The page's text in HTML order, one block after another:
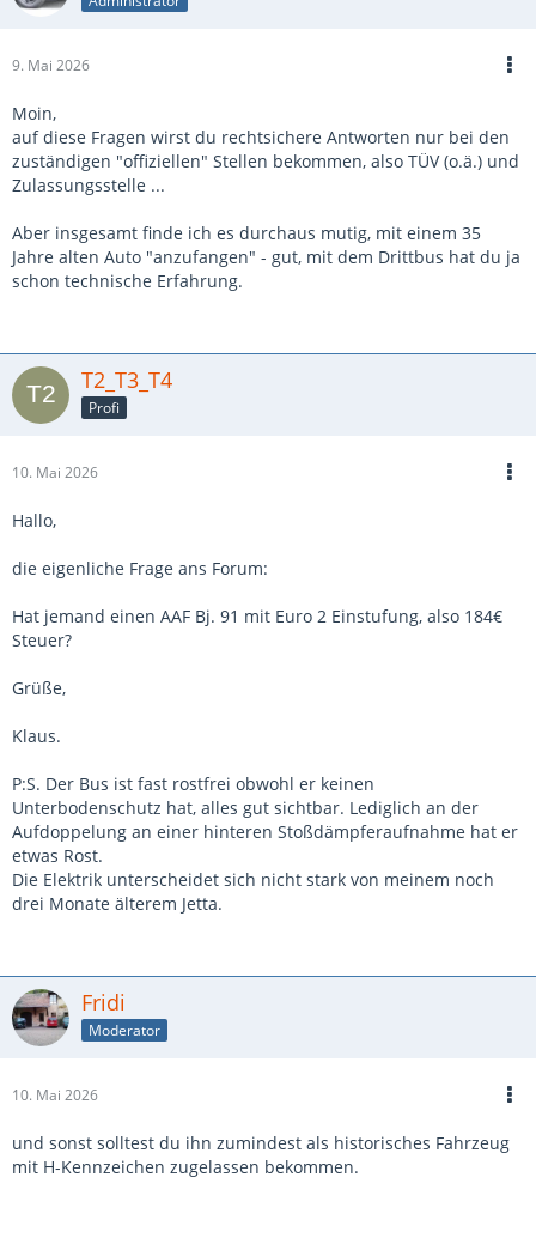
9. Mai 2026
Moin,
auf diese Fragen wirst du rechtsichere Antworten nur bei den
zuständigen "offiziellen" Stellen bekommen, also TÜV (o.ä.) und
Zulassungsstelle ...
Aber insgesamt finde ich es durchaus mutig, mit einem 35
Jahre alten Auto "anzufangen" - gut, mit dem Drittbus hat du ja
schon technische Erfahrung.
T2_T3_T4
Profi
10. Mai 2026
Hallo,
die eigenliche Frage ans Forum:
Hat jemand einen AAF Bj. 91 mit Euro 2 Einstufung, also 184€
Steuer?
Grüße,
Klaus.
P:S. Der Bus ist fast rostfrei obwohl er keinen
Unterbodenschutz hat, alles gut sichtbar. Lediglich an der
Aufdoppelung an einer hinteren Stoßdämpferaufnahme hat er
etwas Rost.
Die Elektrik unterscheidet sich nicht stark von meinem noch
drei Monate älterem Jetta.
Fridi
Moderator
10. Mai 2026
und sonst solltest du ihn zumindest als historisches Fahrzeug
mit H-Kennzeichen zugelassen bekommen.